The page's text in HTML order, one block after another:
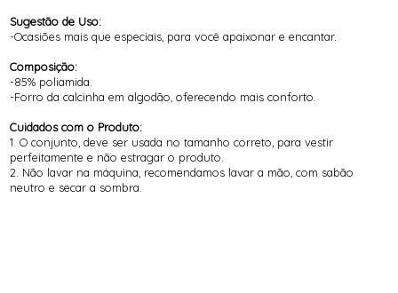
Sugestão de Uso:
-Ocasiões mais que especiais, para você apaixonar e encantar.
Composição:
-85% poliamida.
-Forro da calcinha em algodão, oferecendo mais conforto.
Cuidados com o Produto:
1. O conjunto, deve ser usada no tamanho correto, para vestir
perfeitamente e não estragar o produto.
2. Não lavar na máquina, recomendamos lavar a mão, com sabão
neutro e secar a sombra.